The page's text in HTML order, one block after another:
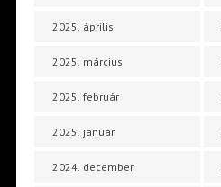
2025. április
2025. március
2025. február
2025. január
2024. december